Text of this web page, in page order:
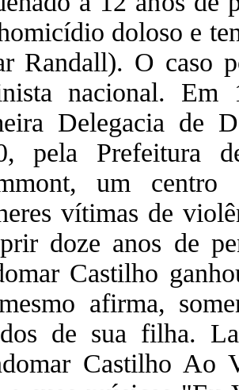
doloso e
Randall). O caso
nacional.
Delegacia de
pela Prefeitura
um centro
vítimas de
doze anos de
Castilho
afirma,
de sua filha.
Castilho Ao